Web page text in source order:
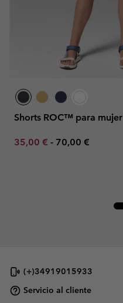
Shorts ROC™ para mujer
Minimum sale price:
35,00 € - Maximum price:
70,00 €
(+)34919015933
Servicio al cliente